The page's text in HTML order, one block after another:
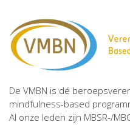
De VMBN is dé
mindfulness-based
Al onze leden zijn MBSR-/